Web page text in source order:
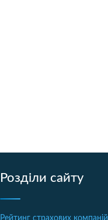
Розділи сайту
Рейтинг страхових компаній